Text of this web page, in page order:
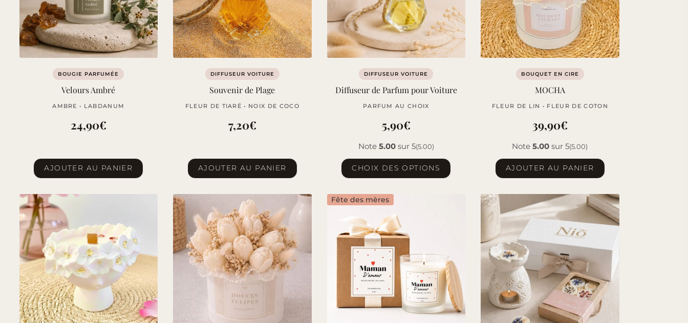
BOUGIE PARFUMÉE
Velours Ambré
AMBRE • LABDANUM
24,90€
AJOUTER AU PANIER
DIFFUSEUR VOITURE
Souvenir de Plage
FLEUR DE TIARÉ • NOIX DE COCO
7,20€
AJOUTER AU PANIER
DIFFUSEUR VOITURE
Diffuseur de Parfum pour Voiture
PARFUM AU CHOIX
5,90€
Note 5.00sur 5(5.00)
CHOIX DES OPTIONS
Ce
produit
variations.
Les
peuvent
être
choisies
sur
la
BOUQUET EN CIRE
MOCHA
FLEUR DE LIN • FLEUR DE COTON
39,90€
Note5.00 sur 5(5.00)
AJOUTER AU PANIER
Fête des mères